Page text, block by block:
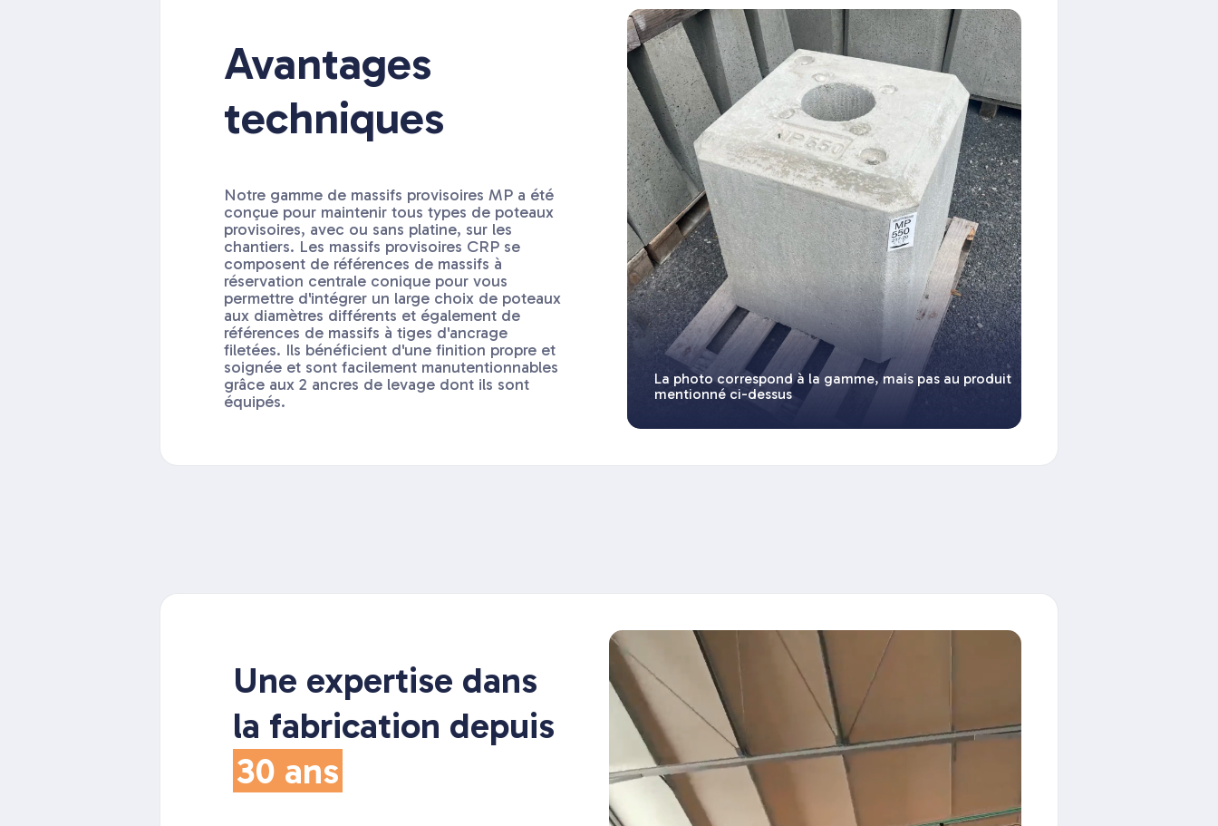
Avantages
techniques
Notre gamme de massifs provisoires MP a été
conçue pour maintenir tous types de poteaux
provisoires, avec ou sans platine, sur les
chantiers. Les massifs provisoires CRP se
composent de références de massifs à
réservation centrale conique pour vous
permettre d'intégrer un large choix de poteaux
aux diamètres différents et également de
références de massifs à tiges d'ancrage
filetées. Ils bénéficient d'une finition propre et
soignée et sont facilement manutentionnables
grâce aux 2 ancres de levage dont ils sont
équipés.
La photo correspond à la gamme, mais pas au produit
mentionné ci-dessus
Une expertise dans
la fabrication depuis
30 ans